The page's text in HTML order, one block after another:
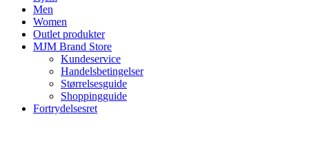
Men
Women
Outlet produkter
MJM Brand Store
Kundeservice
Handelsbetingelser
Størrelsesguide
Shoppingguide
Fortrydelsesret